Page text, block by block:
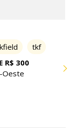
tkf
JUROS